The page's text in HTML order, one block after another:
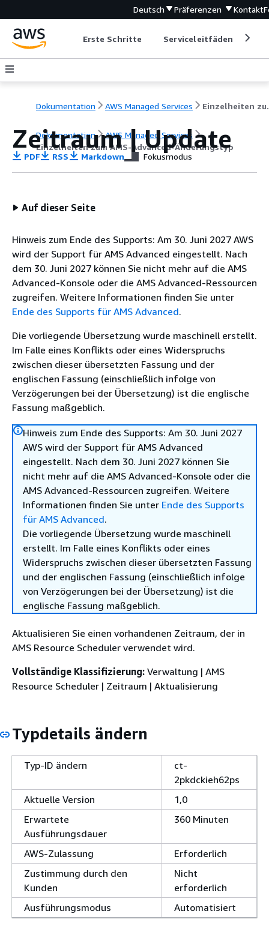
Deutsch Präferenzen Kontakt
Erste Schritte Serviceleitfäden
Dokumentation AWS Managed Services
Dokumentation
AWS Managed Services
Einzelheiten zum AMS-Advanced-Änderungstyp
Zeitraum | Update
PDF RSS Markdown Fokusmodus
Auf dieser Seite
Hinweis zum Ende des Supports: Am 30. Juni 2027 AWS
wird der Support für AMS Advanced eingestellt. Nach
dem 30. Juni 2027 können Sie nicht mehr auf die AMS
Advanced-Konsole oder die AMS Advanced-Ressourcen
zugreifen. Weitere Informationen finden Sie unter
Ende des Supports für AMS Advanced.
Die vorliegende Übersetzung wurde maschinell erstellt.
Im Falle eines Konflikts oder eines Widerspruchs
zwischen dieser übersetzten Fassung und der
englischen Fassung (einschließlich infolge von
Verzögerungen bei der Übersetzung) ist die englische
Fassung maßgeblich.
Hinweis zum Ende des Supports: Am 30. Juni 2027
AWS wird der Support für AMS Advanced
eingestellt. Nach dem 30. Juni 2027 können Sie
nicht mehr auf die AMS Advanced-Konsole oder die
AMS Advanced-Ressourcen zugreifen. Weitere
Informationen finden Sie unter Ende des Supports
für AMS Advanced.
Die vorliegende Übersetzung wurde maschinell
erstellt. Im Falle eines Konflikts oder eines
Widerspruchs zwischen dieser übersetzten Fassung
und der englischen Fassung (einschließlich infolge
von Verzögerungen bei der Übersetzung) ist die
englische Fassung maßgeblich.
Aktualisieren Sie einen vorhandenen Zeitraum, der in
AMS Resource Scheduler verwendet wird.
Vollständige Klassifizierung: Verwaltung | AMS
Resource Scheduler | Zeitraum | Aktualisierung
Typdetails ändern
Typ-ID ändern
ct-
2pkdckieh62ps
Aktuelle Version
1,0
Erwartete
Ausführungsdauer
360 Minuten
AWS-Zulassung
Erforderlich
Zustimmung durch den
Kunden
Nicht
erforderlich
Ausführungsmodus
Automatisiert